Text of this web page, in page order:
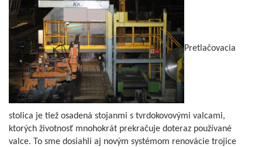
Pretlačovacia
stolica je tiež osadená stojanmi s tvrdokovovými valcami,
ktorých životnosť mnohokrát prekračuje doteraz používané
valce. To sme dosiahli aj novým systémom renovácie trojice